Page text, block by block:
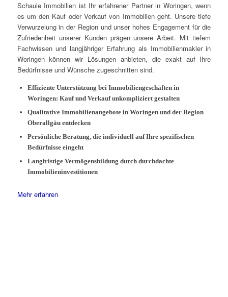
Schaule Immobilien ist Ihr erfahrener Partner in Woringen, wenn
es um den Kauf oder Verkauf von Immobilien geht. Unsere tiefe
Verwurzelung in der Region und unser hohes Engagement für die
Zufriedenheit unserer Kunden prägen unsere Arbeit. Mit tiefem
Fachwissen und langjähriger Erfahrung als Immobilienmakler in
Woringen können wir Lösungen anbieten, die exakt auf Ihre
Bedürfnisse und Wünsche zugeschnitten sind.
Effiziente Unterstützung bei Immobiliengeschäften in
Woringen: Kauf und Verkauf unkompliziert gestalten
Qualitative Immobilienangebote in Woringen und der Region
Oberallgäu entdecken
Persönliche Beratung, die individuell auf Ihre spezifischen
Bedürfnisse eingeht
Langfristige Vermögensbildung durch durchdachte
Immobilieninvestitionen
Mehr erfahren